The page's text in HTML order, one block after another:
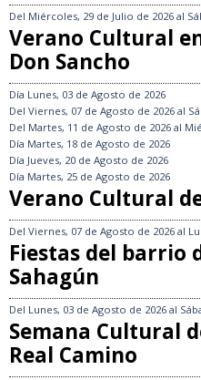
Del Miércoles, 29 de Julio de 2026 al
Verano Cultural
Don Sancho
Día Lunes, 03 de Agosto de 2026
Del Viernes, 07 de Agosto de 2026 al
Del Martes, 11 de Agosto de 2026 al
Día Martes, 18 de Agosto de 2026
Día Jueves, 20 de Agosto de 2026
Día Martes, 25 de Agosto de 2026
Verano Cultural
Del Viernes, 07 de Agosto de 2026 al
Fiestas del barrio
Sahagún
Del Lunes, 03 de Agosto de 2026 al
Semana Cultural
Real Camino